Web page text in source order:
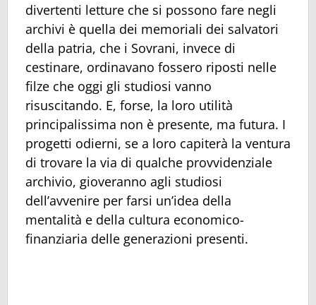
divertenti letture che si possono fare negli
archivi è quella dei memoriali dei salvatori
della patria, che i Sovrani, invece di
cestinare, ordinavano fossero riposti nelle
filze che oggi gli studiosi vanno
risuscitando. E, forse, la loro utilità
principalissima non è presente, ma futura. I
progetti odierni, se a loro capiterà la ventura
di trovare la via di qualche provvidenziale
archivio, gioveranno agli studiosi
dell’avvenire per farsi un’idea della
mentalità e della cultura economico-
finanziaria delle generazioni presenti.